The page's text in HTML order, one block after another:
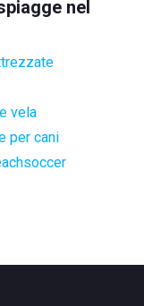
nel
vela
per cani